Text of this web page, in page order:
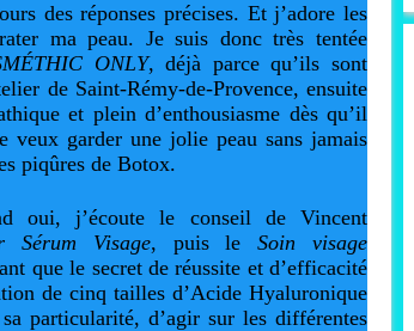
des réponses précises. Et j’adore les
ma peau. Je suis donc très tentée
ONLY, déjà parce qu’ils sont
de Saint-Rémy-de-Provence, ensuite
et plein d’enthousiasme dès qu’il
veux garder une jolie peau sans jamais
piqûres de Botox.
oui, j’écoute le conseil de Vincent
Sérum Visage, puis le
Soin visage
que le secret de réussite et d’efficacité
de cinq tailles d’Acide Hyaluronique
particularité, d’agir sur les différentes